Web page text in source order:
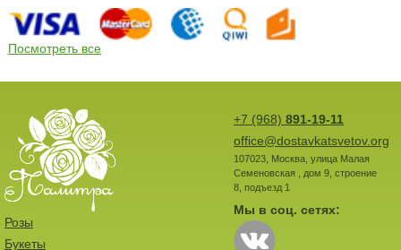
Посмотреть все
+7 (968) 891-19-11
office@dostavkatsvetov.org
107023, Москва, улица Малая
Семеновская , дом 9, строение
8, подъезд 1
Мы в соц. сетях:
Розы
Букеты